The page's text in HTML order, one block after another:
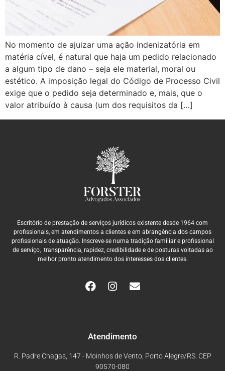
No momento de ajuizar uma ação indenizatória em
matéria cível, é natural que haja um pedido relacionado
a algum tipo de dano – seja ele material, moral ou
estético. A imposição legal do Código de Processo Civil
exige que o pedido seja determinado e, mais, que o
valor atribuído à causa (um dos requisitos da […]
Atendimento
R. Padre Chagas, 147 - Moinhos de Vento, Porto Alegre/RS. CEP
90570-080
Escritório de prestação de serviços jurídicos existente desde 1964 com
profissionais, em atendimentos a clientes e em abrangência dos campos
profissionais de atuação. Inscreve-se numa tradição familiar e profissional
de serviço, transparência, rapidez, credibilidade e de posturas voltadas ao
melhor pronto atendimento dos interesses dos clientes.